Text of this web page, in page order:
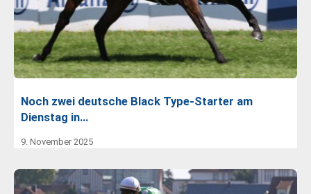
Noch zwei deutsche Black Type-Starter am
Dienstag in…
9. November 2025